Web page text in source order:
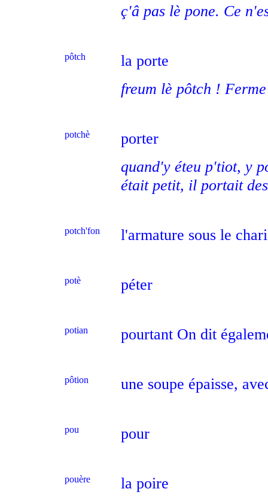
ç'â pas lè pone. Ce
pôtch
la porte
freum lè pôtch !
potchè
porter
quand'y éteu p'tiot, y
était petit, il portait
potch'fon l'armature sous le
potè péter
potian pourtant On dit
pôtion une soupe épaisse,
pou pour
pouère la poire